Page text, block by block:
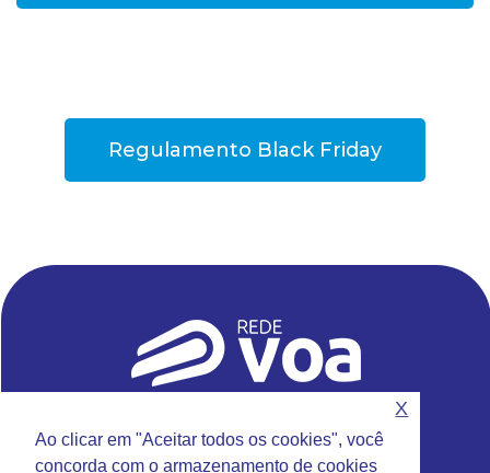
Regulamento Black Friday
Rua Emilio Antonon, 777 – Jundiaí – SP
Ao clicar em "Aceitar todos os cookies", você
concorda com o armazenamento de cookies
X